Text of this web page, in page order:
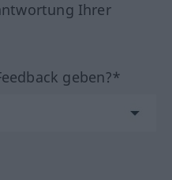
Ihrer
geben?*